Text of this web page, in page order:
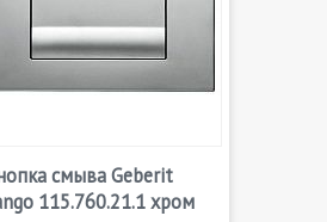
смыва Geberit
115.760.21.1 хром